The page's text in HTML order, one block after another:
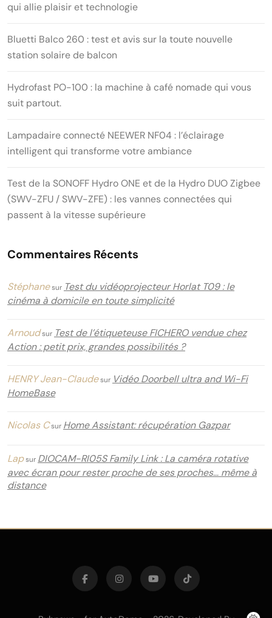
qui allie plaisir et technologie
Bluetti Balco 260 : test et avis sur la toute nouvelle
station solaire de balcon
Hydrofast PO-100 : la machine à café nomade qui vous
suit partout.
Lampadaire connecté NEEWER NF04 : l’éclairage
intelligent qui transforme votre ambiance
Test de la SONOFF Hydro ONE et de la Hydro DUO Zigbee
(SWV-ZFU / SWV-ZFE) : les vannes connectées qui
passent à la vitesse supérieure
Commentaires Récents
Stéphanesur Test du vidéoprojecteur Horlat T09 : le
cinéma à domicile en toute simplicité
Arnoudsur Test de l’étiqueteuse FICHERO vendue chez
Action : petit prix, grandes possibilités ?
HENRY Jean-Claudesur Vidéo Doorbell ultra and Wi-Fi
HomeBase
Nicolas Csur Home Assistant: récupération Gazpar
Lapsur DIOCAM-RI05S Family Link : La caméra rotative
avec écran pour rester proche de ses proches… même à
distance